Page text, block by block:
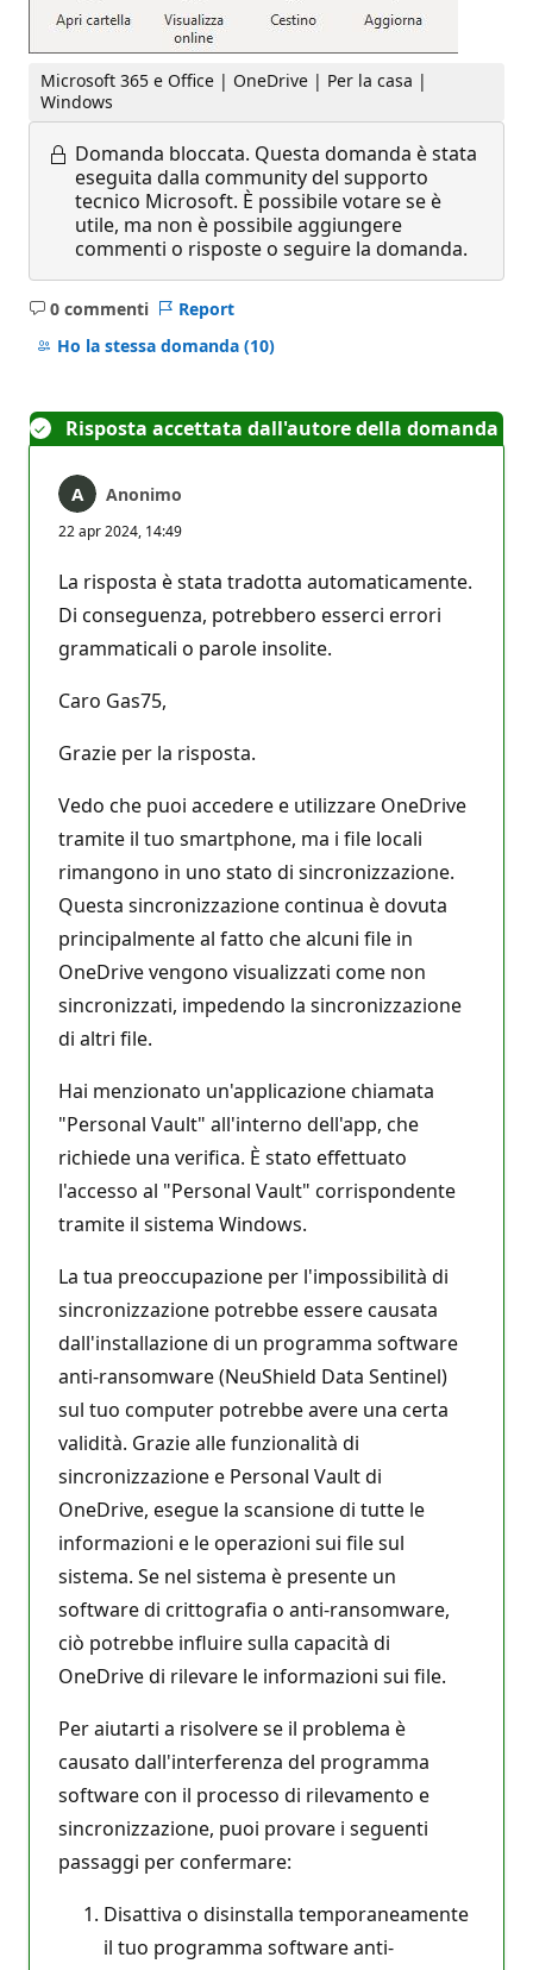
Microsoft 365 e Office | OneDrive | Per la casa |
Windows
Domanda bloccata. Questa domanda è stata
eseguita dalla community del supporto
tecnico Microsoft. È possibile votare se è
utile, ma non è possibile aggiungere
commenti o risposte o seguire la domanda.
0 commenti
Nessun
commento
Report
Ho la stessa domanda (10)
Risposta accettata dall'autore della domanda
Anonimo
22 apr 2024, 14:49
La risposta è stata tradotta automaticamente.
Di conseguenza, potrebbero esserci errori
grammaticali o parole insolite.
Caro Gas75,
Grazie per la risposta.
Vedo che puoi accedere e utilizzare OneDrive
tramite il tuo smartphone, ma i file locali
rimangono in uno stato di sincronizzazione.
Questa sincronizzazione continua è dovuta
principalmente al fatto che alcuni file in
OneDrive vengono visualizzati come non
sincronizzati, impedendo la sincronizzazione
di altri file.
Hai menzionato un'applicazione chiamata
"Personal Vault" all'interno dell'app, che
richiede una verifica. È stato effettuato
l'accesso al "Personal Vault" corrispondente
tramite il sistema Windows.
La tua preoccupazione per l'impossibilità di
sincronizzazione potrebbe essere causata
dall'installazione di un programma software
anti-ransomware (NeuShield Data Sentinel)
sul tuo computer potrebbe avere una certa
validità. Grazie alle funzionalità di
sincronizzazione e Personal Vault di
OneDrive, esegue la scansione di tutte le
informazioni e le operazioni sui file sul
sistema. Se nel sistema è presente un
software di crittografia o anti-ransomware,
ciò potrebbe influire sulla capacità di
OneDrive di rilevare le informazioni sui file.
Per aiutarti a risolvere se il problema è
causato dall'interferenza del programma
software con il processo di rilevamento e
sincronizzazione, puoi provare i seguenti
passaggi per confermare:
Disattiva o disinstalla temporaneamente
il tuo programma software anti-